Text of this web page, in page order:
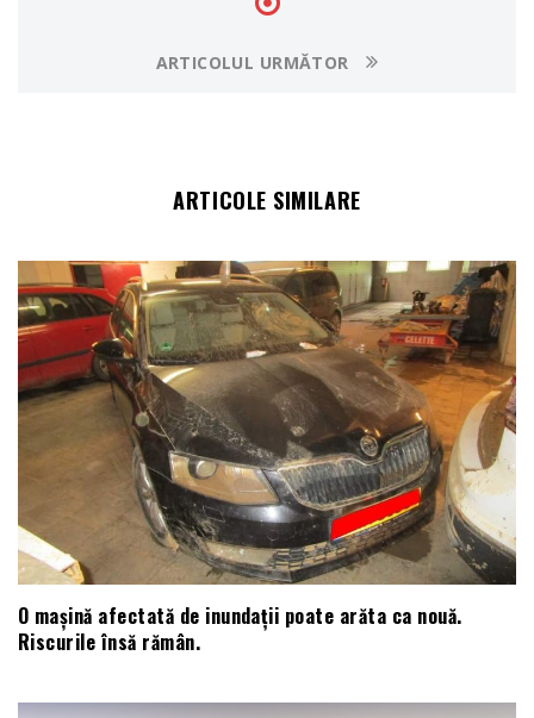
ARTICOLUL URMĂTOR
ARTICOLE SIMILARE
O mașină afectată de inundații poate arăta ca nouă.
Riscurile însă rămân.